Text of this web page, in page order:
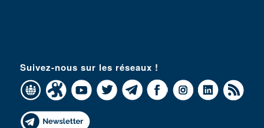
Suivez-nous sur les réseaux !